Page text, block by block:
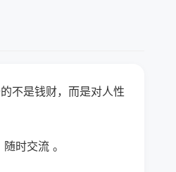
不是钱财，而是对人性
时交流 。